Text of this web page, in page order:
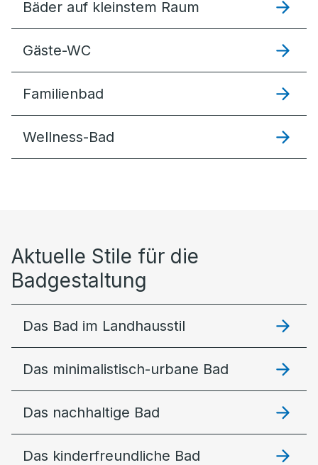
Bäder auf kleinstem Raum
Gäste-WC
Familienbad
Wellness-Bad
Aktuelle Stile für die
Badgestaltung
Das Bad im Landhausstil
Das minimalistisch-urbane Bad
Das nachhaltige Bad
Das kinderfreundliche Bad